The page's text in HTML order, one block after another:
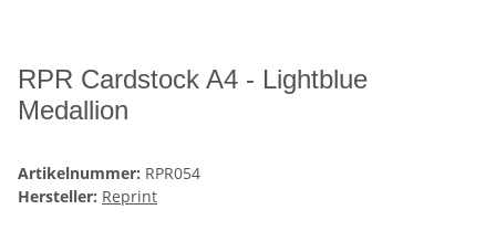
RPR Cardstock A4 - Lightblue
Medallion
Artikelnummer: RPR054
Hersteller: Reprint